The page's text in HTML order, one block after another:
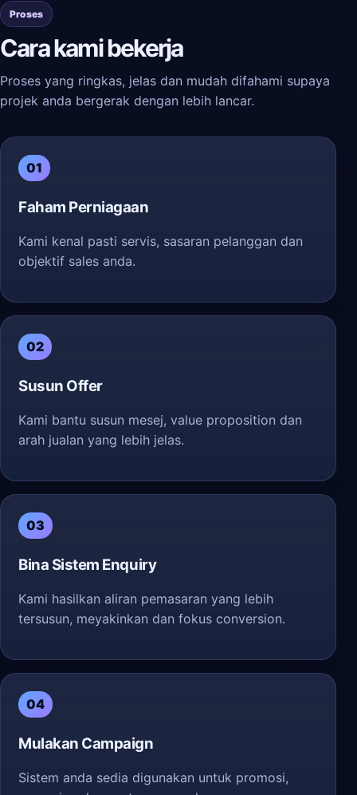
Proses
Cara kami bekerja
Proses yang ringkas, jelas dan mudah difahami supaya
projek anda bergerak dengan lebih lancar.
01
Faham Perniagaan
Kami kenal pasti servis, sasaran pelanggan dan
objektif sales anda.
02
Susun Offer
Kami bantu susun mesej, value proposition dan
arah jualan yang lebih jelas.
03
Bina Sistem Enquiry
Kami hasilkan aliran pemasaran yang lebih
tersusun, meyakinkan dan fokus conversion.
04
Mulakan Campaign
Sistem anda sedia digunakan untuk promosi,